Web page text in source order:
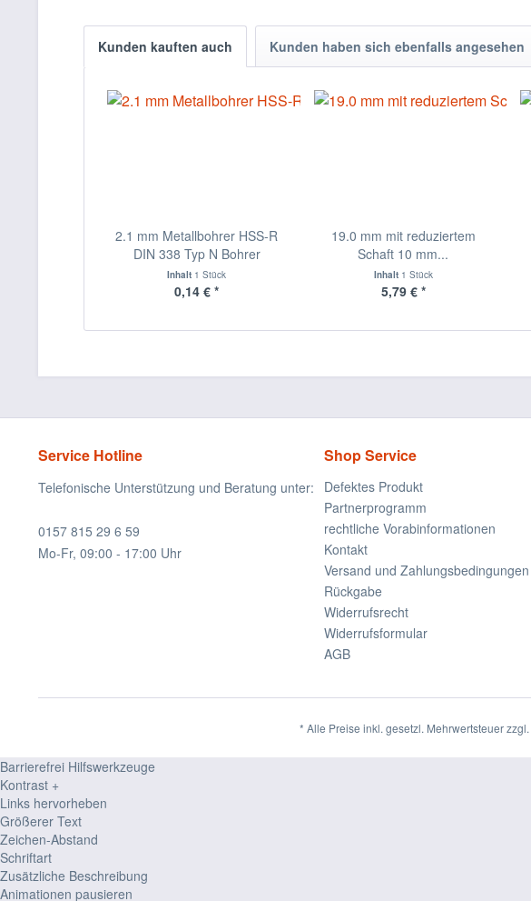
Kunden kauften auch Kunden haben sich ebenfalls angesehen
2.1 mm Metallbohrer HSS-R
DIN 338 Typ N Bohrer
Inhalt 1 Stück
0,14 € *
19.0 mm mit reduziertem
Schaft 10 mm...
Inhalt 1 Stück
5,79 € *
Service Hotline
Telefonische Unterstützung und Beratung unter:
0157 815 29 6 59
Mo-Fr, 09:00 - 17:00 Uhr
Shop Service
Defektes Produkt
Partnerprogramm
rechtliche Vorabinformationen
Kontakt
Versand und Zahlungsbedingungen
Rückgabe
Widerrufsrecht
Widerrufsformular
AGB
* Alle Preise inkl. gesetzl. Mehrwertsteuer zzgl.
Barrierefrei Hilfswerkzeuge
Kontrast +
Links hervorheben
Größerer Text
Zeichen-Abstand
Schriftart
Zusätzliche Beschreibung
Animationen pausieren